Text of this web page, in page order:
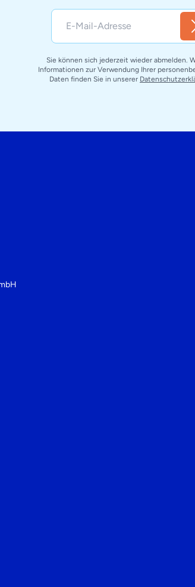
Sie können sich jederzeit wieder abmelden.
Informationen zur Verwendung Ihrer
Daten finden Sie in unserer